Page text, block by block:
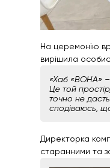
На церемонію
вирішила
«Хаб «ВОНА» –
Це той
точно не
сподіваюсь,
Директорка
старанними та